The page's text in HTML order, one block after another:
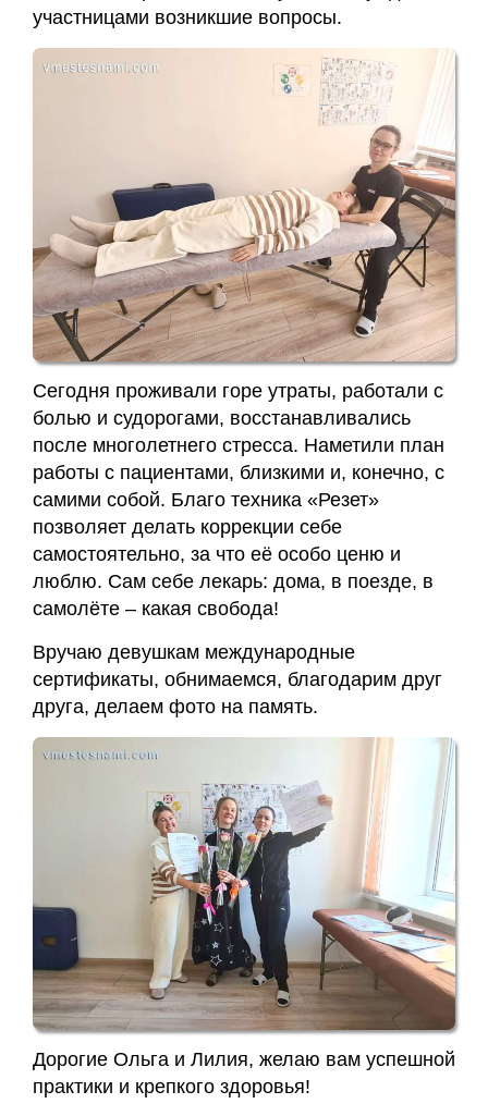
участницами возникшие вопросы.
Сегодня проживали горе утраты, работали с
болью и судорогами, восстанавливались
после многолетнего стресса. Наметили план
работы с пациентами, близкими и, конечно, с
самими собой. Благо техника «Резет»
позволяет делать коррекции себе
самостоятельно, за что её особо ценю и
люблю. Сам себе лекарь: дома, в поезде, в
самолёте – какая свобода!
Вручаю девушкам международные
сертификаты, обнимаемся, благодарим друг
друга, делаем фото на память.
Дорогие Ольга и Лилия, желаю вам успешной
практики и крепкого здоровья!